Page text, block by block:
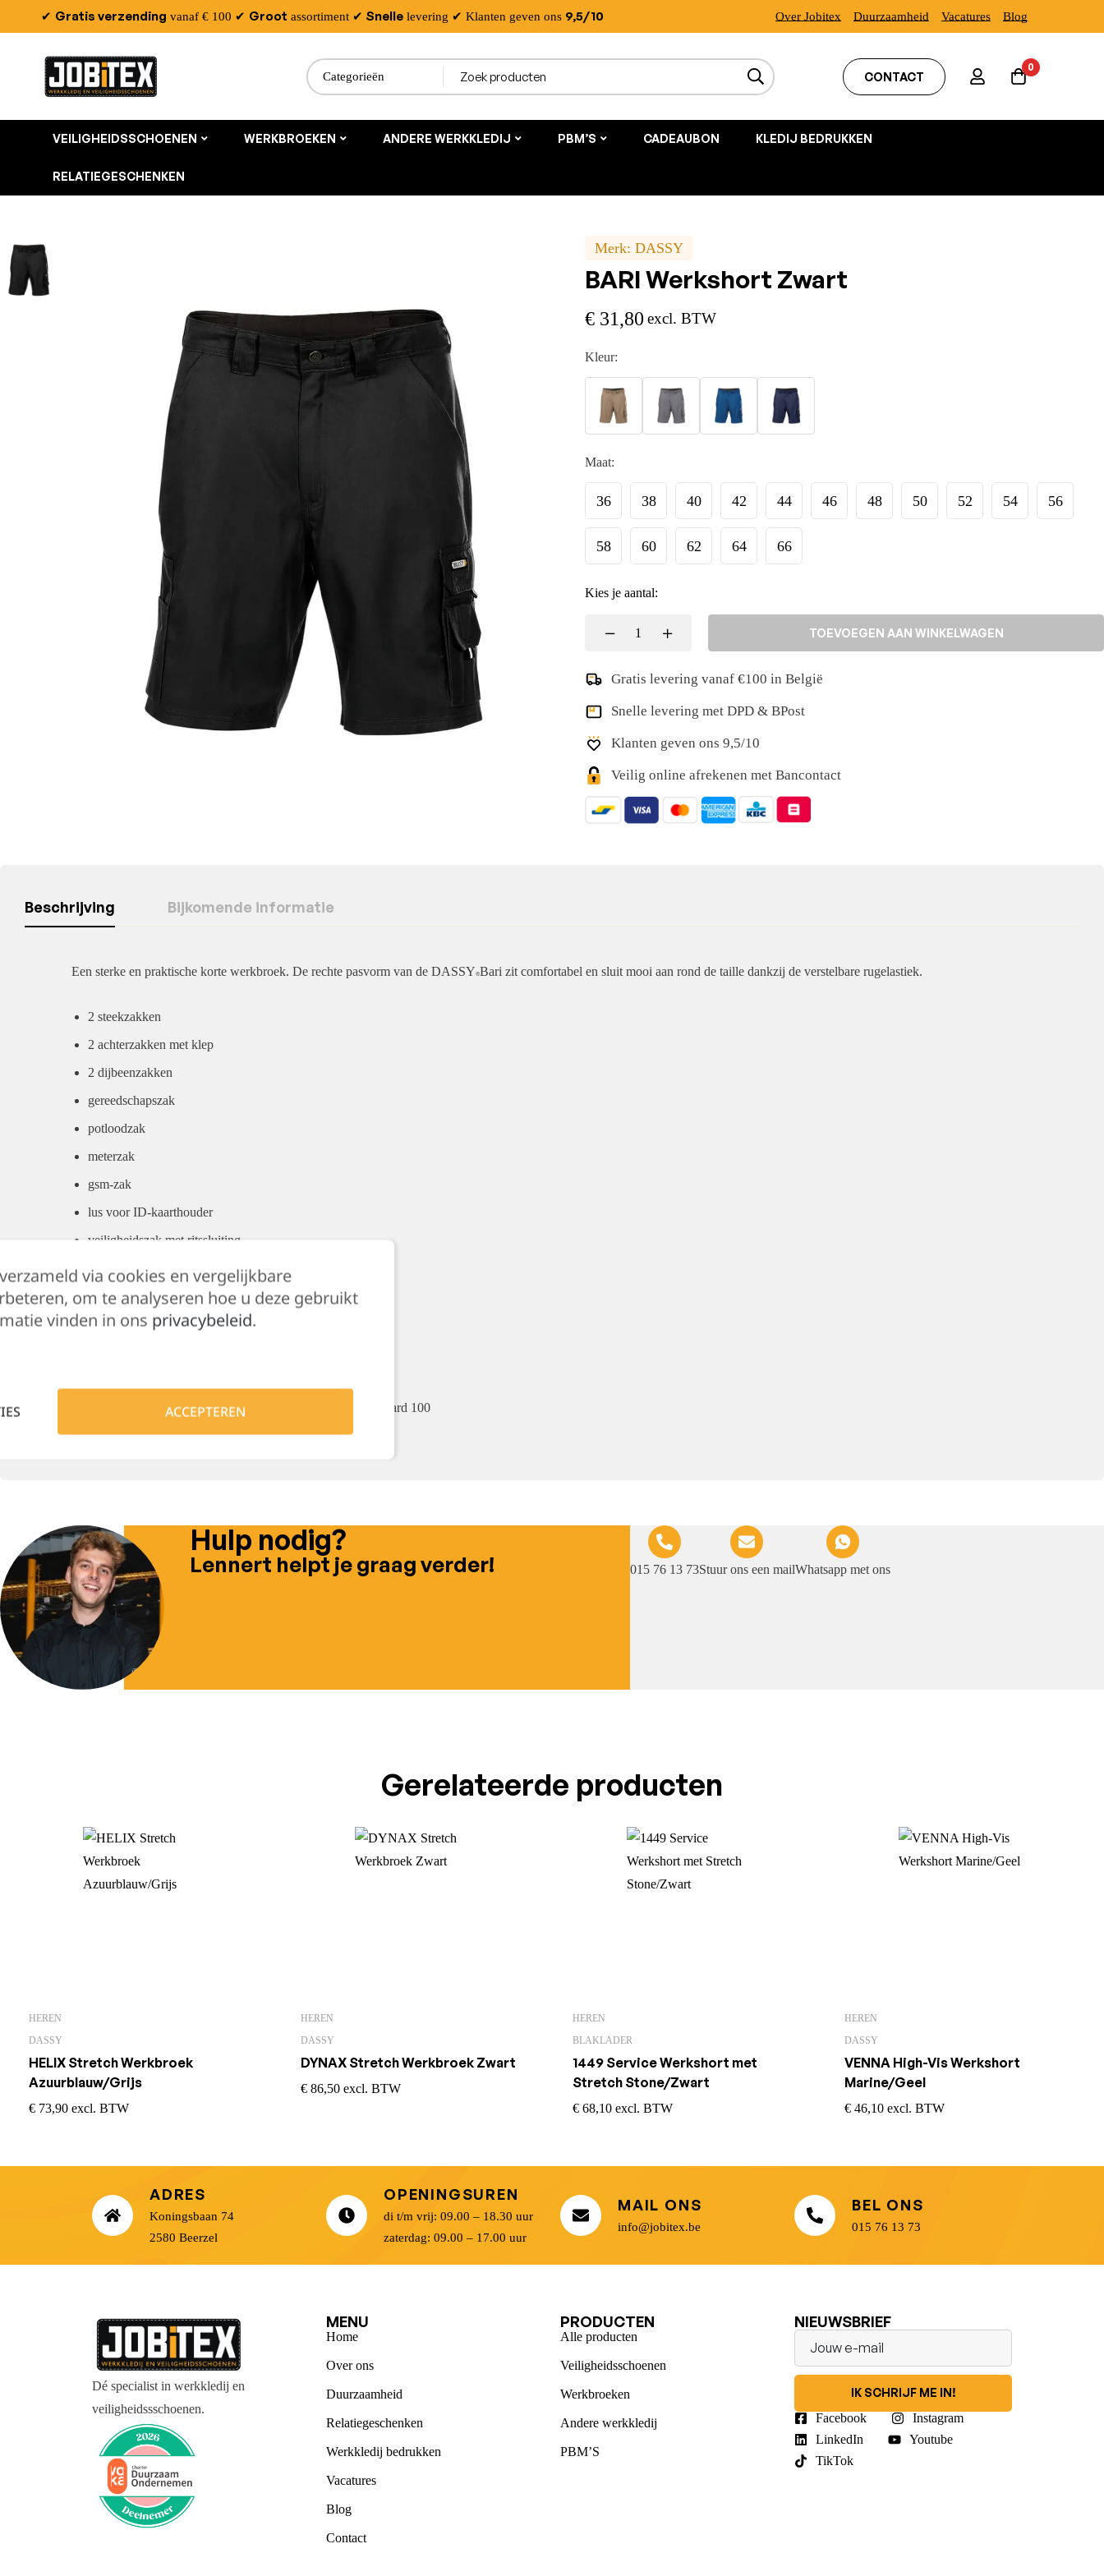
✔ Gratis verzending vanaf € 100 ✔ Groot assortiment ✔ Snelle levering ✔ Klanten geven ons 9,5/10 Over Jobitex Duurzaamheid Vacatures Blog
CONTACT
0
VEILIGHEIDSSCHOENEN WERKBROEKEN ANDERE WERKKLEDIJ PBM’S CADEAUBON KLEDIJ BEDRUKKEN
RELATIEGESCHENKEN
Merk: DASSY
BARI Werkshort Zwart
€ 31,80 excl. BTW
Kleur:
Maat:
36 38 40 42 44 46 48 50 52 54 56
58 60 62 64 66
Kies je aantal:
TOEVOEGEN AAN WINKELWAGEN
Gratis levering vanaf €100 in België
Snelle levering met DPD & BPost
Klanten geven ons 9,5/10
Veilig online afrekenen met Bancontact
Beschrijving Bijkomende informatie
Een sterke en praktische korte werkbroek. De rechte pasvorm van de DASSY®Bari zit comfortabel en sluit mooi aan rond de taille dankzij de verstelbare rugelastiek.
2 steekzakken
2 achterzakken met klep
2 dijbeenzakken
gereedschapszak
potloodzak
meterzak
gsm-zak
lus voor ID-kaarthouder
veiligheidszak met ritssluiting
verstelbare rugelastiek
Regular fit
normale taillehoogte
getest op schadelijke stoffen volgens OEKO-TEX® Standard 100
Hulp nodig?
Lennert helpt je graag verder! 015 76 13 73Stuur ons een mailWhatsapp met ons
Gerelateerde producten
HEREN
DASSY
HELIX Stretch Werkbroek
Azuurblauw/Grijs
€ 73,90 excl. BTW
HEREN
DASSY
DYNAX Stretch Werkbroek Zwart
€ 86,50 excl. BTW
HEREN
BLAKLADER
1449 Service Werkshort met
Stretch Stone/Zwart
€ 68,10 excl. BTW
HEREN
DASSY
VENNA High-Vis Werkshort
Marine/Geel
€ 46,10 excl. BTW
ADRES
Koningsbaan 74
2580 Beerzel
OPENINGSUREN
di t/m vrij: 09.00 – 18.30 uur
zaterdag: 09.00 – 17.00 uur
MAIL ONS
info@jobitex.be
BEL ONS
015 76 13 73
Dé specialist in werkkledij en
veiligheidssschoenen.
MENU
Home
Over ons
Duurzaamheid
Relatiegeschenken
Werkkledij bedrukken
Vacatures
Blog
Contact
PRODUCTEN
Alle producten
Veiligheidsschoenen
Werkbroeken
Andere werkkledij
PBM’S
NIEUWSBRIEF
IK SCHRIJF ME IN!
Facebook
Instagram
LinkedIn
Youtube
TikTok
via cookies en vergelijkbare
om te analyseren hoe u deze gebruikt
vinden in ons privacybeleid.
ACCEPTEREN